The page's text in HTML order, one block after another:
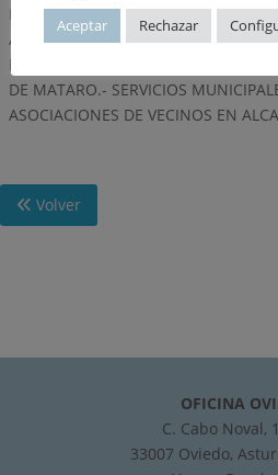
POPULI: CRECIMIENTO Y
ASOCIACIONES DE VECINOS.-
INDUSTRIALIZACION.- LOS BARRIOS
DE MATARO.- SERVICIOS
ASOCIACIONES DE VECINOS EN
Volver
OFICINA
C. Cabo Noval,
33007 Oviedo,
Aceptar Rechazar